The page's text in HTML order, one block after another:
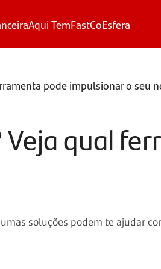
Aqui TemFastCoEsfera
pode impulsionar o seu
qual
soluções podem te ajudar